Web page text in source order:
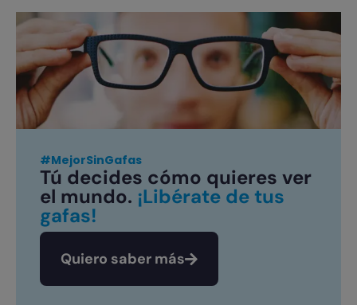
#MejorSinGafas
Tú decides cómo quieres ver
el mundo. ¡Libérate de tus
gafas!
Quiero saber más